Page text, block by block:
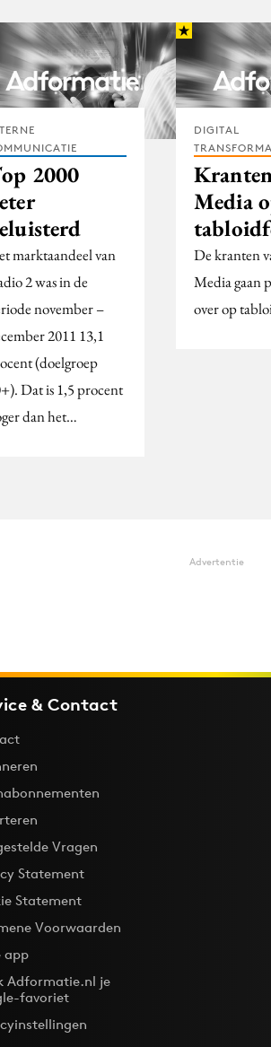
2000
marktaandeel van
2 was in de
november –
2011 13,1
(doelgroep
Dat is 1,5 procent
dan het…
DIGITAL
Media
De kranten
Media gaan
over op
Advertentie
& Contact
Vragen
Statement
Statement
Voorwaarden
app
Adformatie.nl je
favoriet